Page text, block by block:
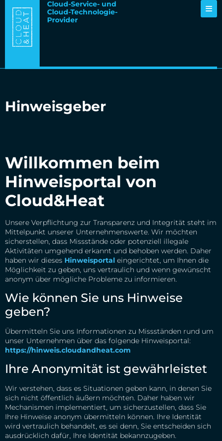
Cloud-Service- und
Cloud-Technologie-
Provider
Hinweisgeber
Willkommen beim
Hinweisportal von
Cloud&Heat
Unsere Verpflichtung zur Transparenz und Integrität steht im
Mittelpunkt unserer Unternehmenswerte. Wir möchten
sicherstellen, dass Missstände oder potenziell illegale
Aktivitäten umgehend erkannt und behoben werden. Daher
haben wir dieses Hinweisportal eingerichtet, um Ihnen die
Möglichkeit zu geben, uns vertraulich und wenn gewünscht
anonym über mögliche Probleme zu informieren.
Wie können Sie uns Hinweise
geben?
Übermitteln Sie uns Informationen zu Missständen rund um
unser Unternehmen über das folgende Hinweisportal:
https://hinweis.cloudandheat.com
Ihre Anonymität ist gewährleistet
Wir verstehen, dass es Situationen geben kann, in denen Sie
sich nicht öffentlich äußern möchten. Daher haben wir
Mechanismen implementiert, um sicherzustellen, dass Sie
Ihre Hinweise anonym übermitteln können. Ihre Identität
wird vertraulich behandelt, es sei denn, Sie entscheiden sich
ausdrücklich dafür, Ihre Identität bekannzugeben.